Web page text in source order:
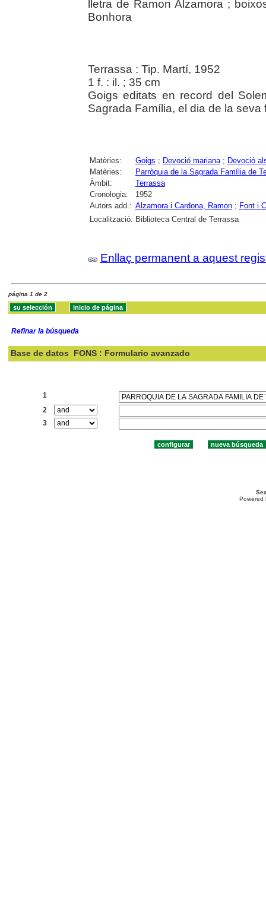
lletra de Ramon Alzamora ;
Bonhora
Terrassa : Tip. Martí, 1952
1 f. : il. ; 35 cm
Goigs editats en record del
Sagrada Família, el dia de la
Matèries: Goigs ; Devoció mariana; Devoció
Matèries:
Parròquia de la Sagrada Família de
Àmbit:
Terrassa
Cronologia:
1952
Autors add.: Alzamora i Cardona, Ramon; Font i
Localització: Biblioteca Central de Terrassa
Enllaç permanent a aquest
página 1 de 2
Refinar la búsqueda
Base de datos FONS : Formulario avanzado
1
2
3